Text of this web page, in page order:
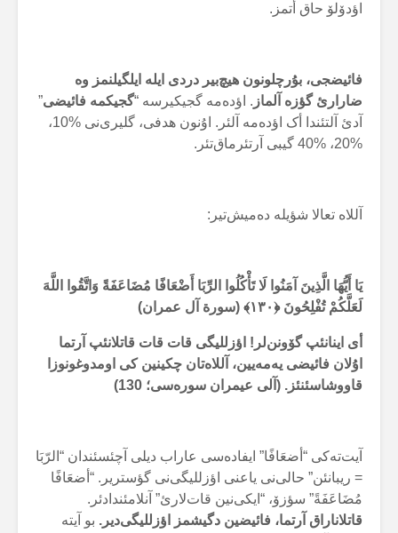
اؤدۆلۆ حاق أتمز.
فائیضجی، بۇرچلونون هیچ‌بیر دردی ایلە ایلگیلنمز وە
ضارارئ گؤزە آلماز . اؤدەمە گجیکیرسە “گجیکمە فائیضی”
آدئ آلتئندا أک اؤدەمە آلئر. اۇنون هدفی، گلیری‌نی %10،
%20، %40 گیبی آرتئرماق‌تئر.
آللاە تعالا شؤیلە دەمیش‌تیر:
يَا أَيُّهَا الَّذِينَ آمَنُوا لَا تَأْكُلُوا الرِّبَا أَضْعَافًا مُضَاعَفَةً وَاتَّقُوا اللَّهَ
لَعَلَّكُمْ تُفْلِحُونَ ﴿۱۳۰﴾ (سورة آل عمران)
أی اینانئپ گۆونن‌لر! اؤزللیگی قات قات قاتلانئپ آرتما
اۇلان فائیضی یەمەیین، آللاەتان چکینین کی اومدوغونوزا
قاووشاسئنئز. (آلی عیمران سورەسی؛ 130)
آیت‌تەکی “أضعَافًا” ایفادەسی عاراب دیلی آچئسئندان “الرّبَا
= ریبانئن” حالی‌نی یاعنی اؤزللیگی‌نی گؤستریر. “أضعَافًا
مُضَاعَفَةً” سؤزۆ، “ایکی‌نین قات‌لارئ” آنلامئندادئر.
قاتلاناراق آرتما، فائیضین دگیشمز اؤزللیگی‌دیر. بو آیتە